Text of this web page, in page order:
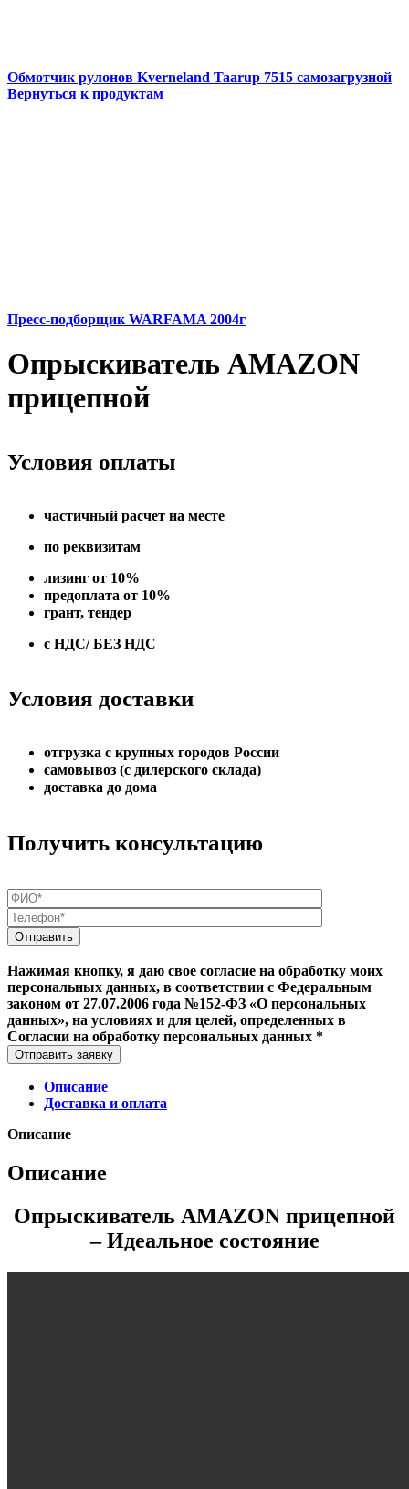
Обмотчик рулонов Kverneland Taarup 7515 самозагрузной
Вернуться к продуктам
Пресс-подборщик WARFAMA 2004г
Опрыскиватель АMAZON
прицепной
Условия оплаты
частичный расчет на месте
по реквизитам
лизинг от 10%
предоплата от 10%
грант, тендер
с НДС/ БЕЗ НДС
Условия доставки
отгрузка с крупных городов России
самовывоз (с дилерского склада)
доставка до дома
Получить консультацию
Нажимая кнопку, я даю свое согласие на обработку моих
персональных данных, в соответствии с Федеральным
законом от 27.07.2006 года №152-ФЗ «О персональных
данных», на условиях и для целей, определенных в
Согласии на обработку персональных данных *
Отправить заявку
Описание
Доставка и оплата
Описание
Описание
Опрыскиватель АMAZON прицепной
– Идеальное состояние